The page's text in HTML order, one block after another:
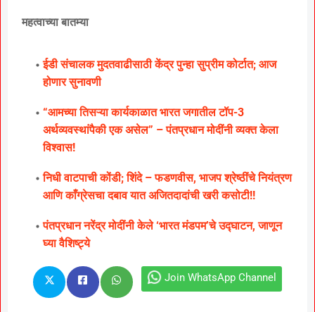
महत्वाच्या बातम्या
ईडी संचालक मुदतवाढीसाठी केंद्र पुन्हा सुप्रीम कोर्टात; आज
होणार सुनावणी
“आमच्या तिसऱ्या कार्यकाळात भारत जगातील टॉप-3
अर्थव्यवस्थांपैकी एक असेल” – पंतप्रधान मोदींनी व्यक्त केला
विश्वास!
निधी वाटपाची कोंडी; शिंदे – फडणवीस, भाजप श्रेष्ठींचे नियंत्रण
आणि काँग्रेसचा दबाव यात अजितदादांची खरी कसोटी!!
पंतप्रधान नरेंद्र मोदींनी केले ‘भारत मंडपम’चे उद्घाटन, जाणून
घ्या वैशिष्ट्ये
Join WhatsApp Channel